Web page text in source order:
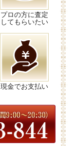
プロの方に査定
してもらいたい
現金でお支払い